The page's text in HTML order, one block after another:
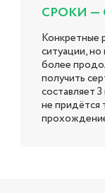
СРОКИ —
Конкретные
ситуации, но
более
получить
составляет
не придётся